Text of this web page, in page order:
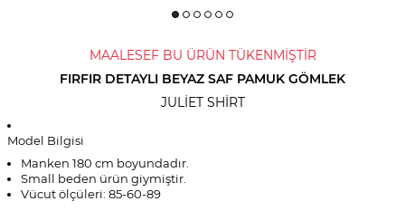
MAALESEF BU ÜRÜN TÜKENMİŞTİR
FIRFIR DETAYLI BEYAZ SAF PAMUK GÖMLEK
JULIET SHIRT
Model Bilgisi
Manken 180 cm boyundadır.
Small beden ürün giymiştir.
Vücut ölçüleri: 85-60-89